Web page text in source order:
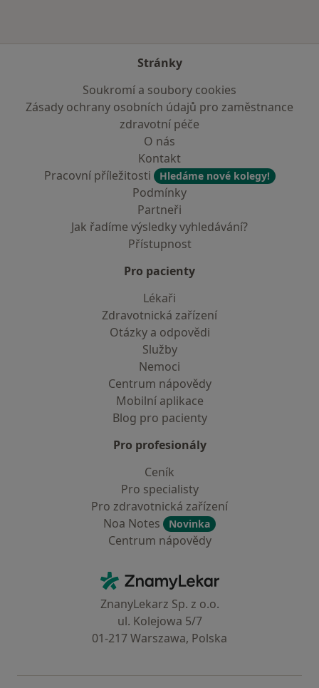
Stránky
Soukromí a soubory cookies
Zásady ochrany osobních údajů pro zaměstnance
zdravotní péče
O nás
Kontakt
Pracovní příležitosti
Hledáme nové kolegy!
Podmínky
Partneři
Jak řadíme výsledky vyhledávání?
Přístupnost
Pro pacienty
Lékaři
Zdravotnická zařízení
Otázky a odpovědi
Služby
Nemoci
Centrum nápovědy
Mobilní aplikace
Blog pro pacienty
Pro profesionály
Ceník
Pro specialisty
Pro zdravotnická zařízení
Noa Notes
Novinka
Centrum nápovědy
ZnamyLekar - Hlavní stránka
ZnanyLekarz Sp. z o.o.
ul. Kolejowa 5/7
01-217 Warszawa, Polska